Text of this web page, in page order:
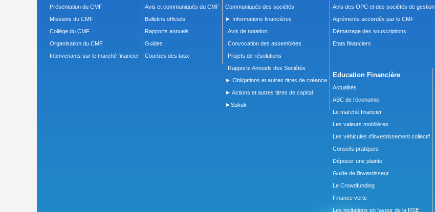
Présentation du CMF
Missions du CMF
Collège du CMF
Organisation du CMF
Intervenants sur le marché financier
Avis et communiqués du CMF
Bulletins officiels
Rapports annuels
Guides
Courbes des taux
Communiqués des sociétés
► Informations financières
Avis de notation
Convocation des assemblées
Projets de résolutions
Rapports Annuels des Sociétés
► Obligations et autres titres de créance
► Actions et autres titres de capital
►Sukuk
Avis des OPC et des sociétés de gestion
Agréments accordés par le CMF
Démarrage des souscriptions
Etats financiers
Education Financière
Actualités
ABC de l’économie
Le marché financier
Les valeurs mobilières
Les véhicules d’investissement collectif
Conseils pratiques
Déposer une plainte
Guide de l’investisseur
Le Crowdfunding
Finance verte
Les incitations en faveur de la RSE